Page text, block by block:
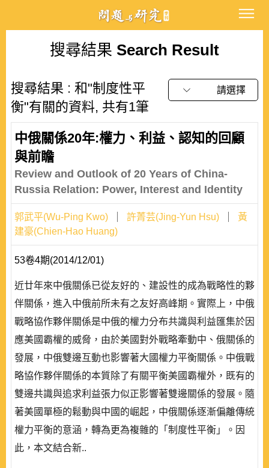
搜尋結果 Search Result
搜尋結果 : 和"制度性平
衡"有關的資料, 共有1筆
請選擇
中俄關係20年:權力、利益、認知的回顧
與前瞻
Review and Outlook of 20 Years of China-
Russia Relation: Power, Interest and Identity
郭武平(Wu-Ping Kwo) 許菁芸(Jing-Yun Hsu)
黃
建豪(Chien-Hao Huang)
53卷4期(2014/12/01)
近廿年來中俄關係已從友好的、建設性的成為戰略性的夥
伴關係，進入中俄前所未有之友好高峰期。實際上，中俄
戰略協作夥伴關係是中俄的權力分布共識與利益匯集於因
應美國霸權的威脅，由於美國對外戰略牽動中、俄關係的
發展，中俄雙邊互動也影響著大國權力平衡關係。中俄戰
略協作夥伴關係的本質除了有關平衡美國霸權外，既有的
雙邊共識與追求利益張力似正影響著雙邊關係的發展。隨
著美國單極的鬆動與中國的崛起，中俄關係逐漸偏離傳統
權力平衡的意涵，轉為更為複雜的「制度性平衡」。因
此，本文結合新..